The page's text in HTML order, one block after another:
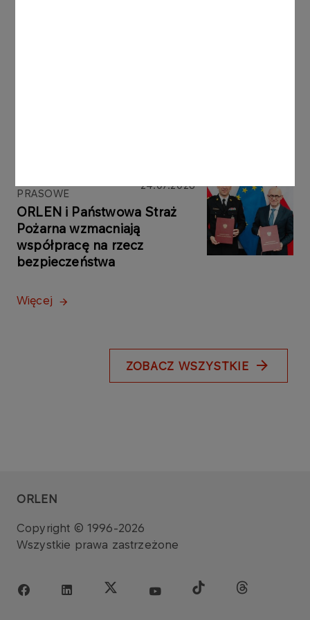
PRASOWE
24.07.2026
ORLEN i Państwowa Straż
Pożarna wzmacniają
współpracę na rzecz
bezpieczeństwa
Więcej
ZOBACZ WSZYSTKIE
ORLEN
Copyright © 1996-2026
Wszystkie prawa zastrzeżone